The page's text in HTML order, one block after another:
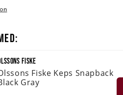
FISKE
Fiske Keps Snapback
Gray